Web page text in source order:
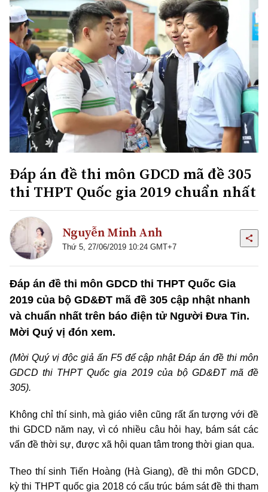
Đáp án đề thi môn GDCD mã đề 305
thi THPT Quốc gia 2019 chuẩn nhất
Nguyễn Minh Anh
Thứ 5, 27/06/2019 10:24 GMT+7
Đáp án đề thi môn GDCD thi THPT Quốc Gia
2019 của bộ GD&ĐT mã đề 305 cập nhật nhanh
và chuẩn nhất trên báo điện tử Người Đưa Tin.
Mời Quý vị đón xem.
(Mời Quý vị độc giả ấn F5 để cập nhật Đáp án đề thi môn
GDCD thi THPT Quốc gia 2019 của bộ GD&ĐT mã đề
305).
Không chỉ thí sinh, mà giáo viên cũng rất ấn tượng với đề
thi GDCD năm nay, vì có nhiều câu hỏi hay, bám sát các
vấn đề thời sự, được xã hội quan tâm trong thời gian qua.
Theo thí sinh Tiến Hoàng (Hà Giang), đề thi môn GDCD,
kỳ thi THPT quốc gia 2018 có cấu trúc bám sát đề thi tham